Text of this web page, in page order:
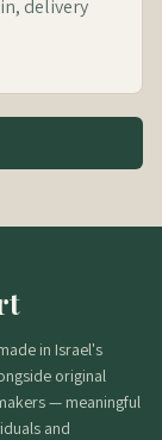
in Israel's
original
— meaningful
and